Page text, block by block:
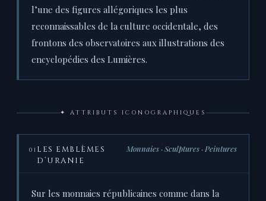
l’une des figures allégoriques les plus
reconnaissables de la culture occidentale, des
frontons des observatoires aux illustrations des
encyclopédies des Lumières.
✦ ATTRIBUTS ICONOGRAPHIQUES
01 LES EMBLÈMES
D’URANIE
Monnaies · Sculptures · Peintures
Sur les monnaies républicaines comme dans la